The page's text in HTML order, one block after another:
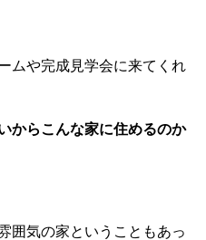
ムや完成見学会に来てくれ
からこんな家に住めるのか
囲気の家ということもあっ